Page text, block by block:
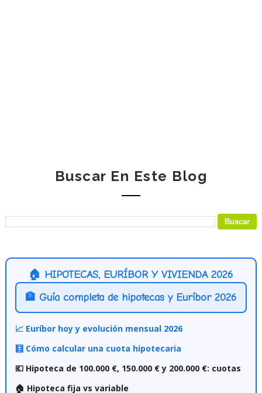
Buscar En Este Blog
🏠 HIPOTECAS, EURÍBOR Y VIVIENDA 2026
🏦 Guía completa de hipotecas y Euríbor 2026
📈 Euríbor hoy y evolución mensual 2026
🧮 Cómo calcular una cuota hipotecaria
💶 Hipoteca de 100.000 €, 150.000 € y 200.000 €: cuotas
🏠 Hipoteca fija vs variable